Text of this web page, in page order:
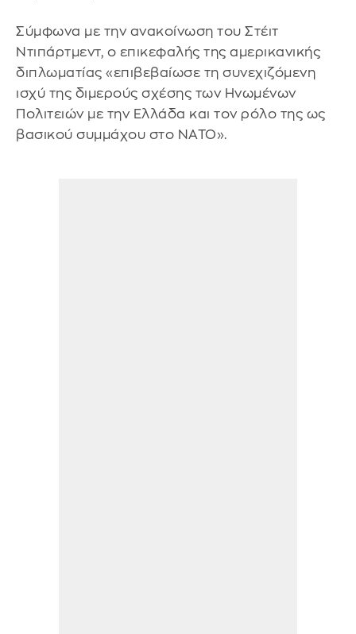
Σύμφωνα με την ανακοίνωση του Στέιτ
Ντιπάρτμεντ, ο επικεφαλής της αμερικανικής
διπλωματίας «επιβεβαίωσε τη συνεχιζόμενη
ισχύ της διμερούς σχέσης των Ηνωμένων
Πολιτειών με την Ελλάδα και τον ρόλο της ως
βασικού συμμάχου στο ΝΑΤΟ».